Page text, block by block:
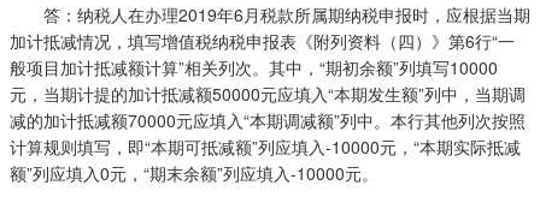
答：纳税人在办理2019年6月税款所属期纳税申报时，应根据当期
加计抵减情况，填写增值税纳税申报表《附列资料（四）》第6行“一
般项目加计抵减额计算”相关列次。其中，“期初余额”列填写10000
元，当期计提的加计抵减额50000元应填入“本期发生额”列中，当期调
减的加计抵减额70000元应填入“本期调减额”列中。本行其他列次按照
计算规则填写，即“本期可抵减额”列应填入-10000元，“本期实际抵减
额”列应填入0元，“期末余额”列应填入-10000元。